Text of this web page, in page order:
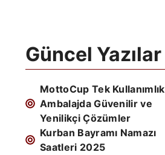
Güncel Yazılar
MottoCup Tek Kullanımlık
Ambalajda Güvenilir ve
Yenilikçi Çözümler
Kurban Bayramı Namazı
Saatleri 2025